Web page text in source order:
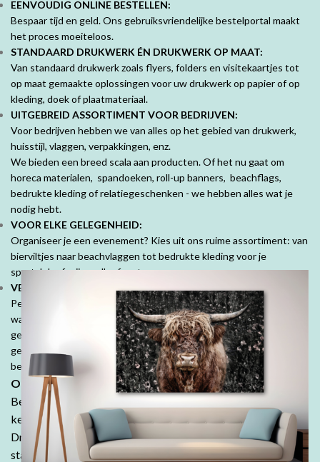
EENVOUDIG ONLINE BESTELLEN:
Bespaar tijd en geld. Ons gebruiksvriendelijke bestelportal maakt
het proces moeiteloos.
STANDAARD DRUKWERK ÉN DRUKWERK OP MAAT:
Van standaard drukwerk zoals flyers, folders en visitekaartjes tot
op maat gemaakte oplossingen voor uw drukwerk op papier of op
kleding, doek of plaatmateriaal.
UITGEBREID ASSORTIMENT VOOR BEDRIJVEN:
Voor bedrijven hebben we van alles op het gebied van drukwerk,
huisstijl, vlaggen, verpakkingen, enz.
We bieden een breed scala aan producten. Of het nu gaat om
horeca materialen, spandoeken, roll-up banners, beachflags,
bedrukte kleding of relatiegeschenken - we hebben alles wat je
nodig hebt.
VOOR ELKE GELEGENHEID:
Organiseer je een evenement? Kies uit ons ruime assortiment: van
bierviltjes naar beachvlaggen tot bedrukte kleding voor je
sportclub of vrijgezellenfeest.
VEEL MOOIE PRODUCTEN VOOR PARTICULIEREN:
Personaliseer je ruimte met mooie fotoproducten. Prachtige
wanddecoraties, fotobehang, fotoboeken, kussens en tuinposters,
geef jouw herinneringen een speciale plek. Denk ook aan
geboorte- of trouwkaarten, geboortekussens en je persoonlijk
bedrukte tafelkleed.
Ontdek de DrukDrukDrukker-ervaring:
Bestel in onze webshop en ontdek waarom klanten keer op
keer kiezen voor de kwaliteit en betaalbaarheid van
DrukDrukDrukker.Laat jouw ideeën tot leven komen - wij
staan voor je klaar!